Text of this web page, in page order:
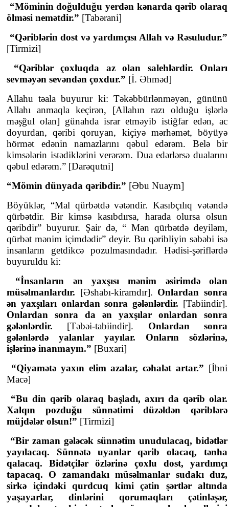
“Möminin doğulduğu yerdən kənarda qərib olaraq
ölməsi nemətdir.” [Tabərani]
“Qəriblərin dost və yardımçısı Allah və Rəsuludur.”
[Tirmizi]
“Qəriblər çoxluqda az olan salehlərdir. Onları
sevməyən sevəndən çoxdur.” [İ. Əhməd]
Allahu təala buyurur ki: Təkəbbürlənməyən, gününü
Allahı anmaqla keçirən, [Allahın razı olduğu işlərlə
məşğul olan] günahda israr etməyib istiğfar edən, ac
doyurdan, qəribi qoruyan, kiçiyə mərhəmət, böyüyə
hörmət edənin namazlarını qəbul edərəm. Belə bir
kimsələrin istədiklərini verərəm. Dua edərlərsə dualarını
qəbul edərəm.” [Darəqutni]
“Mömin dünyada qəribdir.” [Əbu Nuaym]
Böyüklər, “Mal qürbətdə vətəndir. Kasıbçılıq vətəndə
qürbətdir. Bir kimsə kasıbdırsa, harada olursa olsun
qəribdir” buyurur. Şair də, “ Mən qürbətdə deyiləm,
qürbət mənim içimdədir” deyir. Bu qəribliyin səbəbi isə
insanların getdikcə pozulmasındadır. Hədisi-şəriflərdə
buyuruldu ki:
“İnsanların ən yaxşısı mənim əsirimdə olan
müsəlmanlardır. [Əshabı-kiramdır]. Onlardan sonra
ən yaxşıları onlardan sonra gələnlərdir. [Tabiindir].
Onlardan sonra da ən yaxşılar onlardan sonra
gələnlərdir. [Təbəi-tabiindir]. Onlardan sonra
gələnlərdə yalanlar yayılar. Onların sözlərinə,
işlərinə inanmayın.” [Buxari]
“Qiyamətə yaxın elim azalar, cəhalət artar.” [İbni
Macə]
“Bu din qərib olaraq başladı, axırı da qərib olar.
Xalqın pozduğu sünnətimi düzəldən qəriblərə
müjdələr olsun!” [Tirmizi]
“Bir zaman gələcək sünnətim unudulacaq, bidətlər
yayılacaq. Sünnətə uyanlar qərib olacaq, tənha
qalacaq. Bidətçilər özlərinə çoxlu dost, yardımçı
tapacaq. O zamandakı müsəlmanlar sudakı duz,
sirkə içindəki qurdcuq kimi çətin şərtlər altında
yaşayarlar, dinlərini qorumaqları çətinləşər,